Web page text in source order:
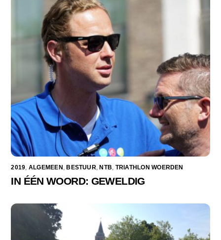
2019 ALGEMEEN ,BESTUUR ,NTB TRIATHLON WOERDEN
IN ÉÉN WOORD: GEWELDIG